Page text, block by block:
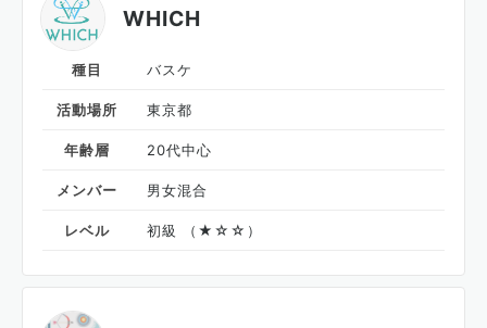
WHICH
種目 バスケ
活動場所 東京都
年齢層 20代中心
メンバー 男女混合
レベル 初級 （★☆☆）